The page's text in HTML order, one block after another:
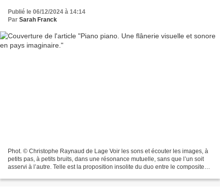
Publié le 06/12/2024 à 14:14
Par Sarah Franck
Phot. © Christophe Raynaud de Lage Voir les sons et écouter les images, à
petits pas, à petits bruits, dans une résonance mutuelle, sans que l’un soit
asservi à l’autre. Telle est la proposition insolite du duo entre le compositeur